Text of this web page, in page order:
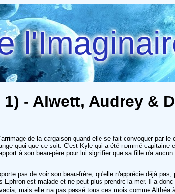
- Alwett, Audrey &
de la cargaison quand elle se fait convoquer par
quoi que ce soit. C'est Kyle qui a été nommé capitaine
à son beau-père pour lui signifier que sa fille n'a
pas de voir son beau-frère, qu'elle n'apprécie déjà
est malade et ne peut plus prendre la mer. Il a
mais elle n'a pas passé tous ces mois comme Althéa